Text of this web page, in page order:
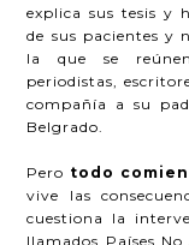
explica sus tesis y
de sus pacientes y
la que se
periodistas,
compañía a su
Belgrado.
Pero todo
vive las
cuestiona la
llamados Países